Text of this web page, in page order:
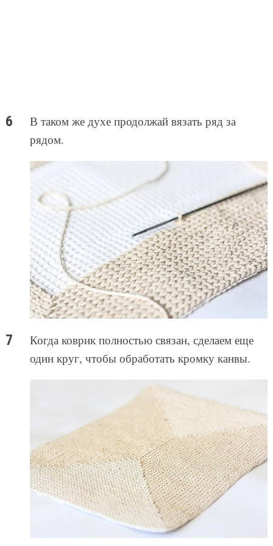
В таком же духе продолжай вязать ряд за
рядом.
Когда коврик полностью связан, сделаем еще
один круг, чтобы обработать кромку канвы.